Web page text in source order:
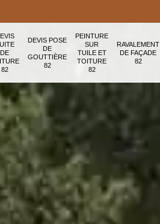
DE
82
DEVIS POSE
DE
GOUTTIÈRE
82
PEINTURE
SUR
TUILE ET
TOITURE
82
RAVALEMENT
DE FAÇADE
82